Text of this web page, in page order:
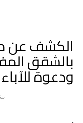
الكشف عن
بالشقق
ودعوة